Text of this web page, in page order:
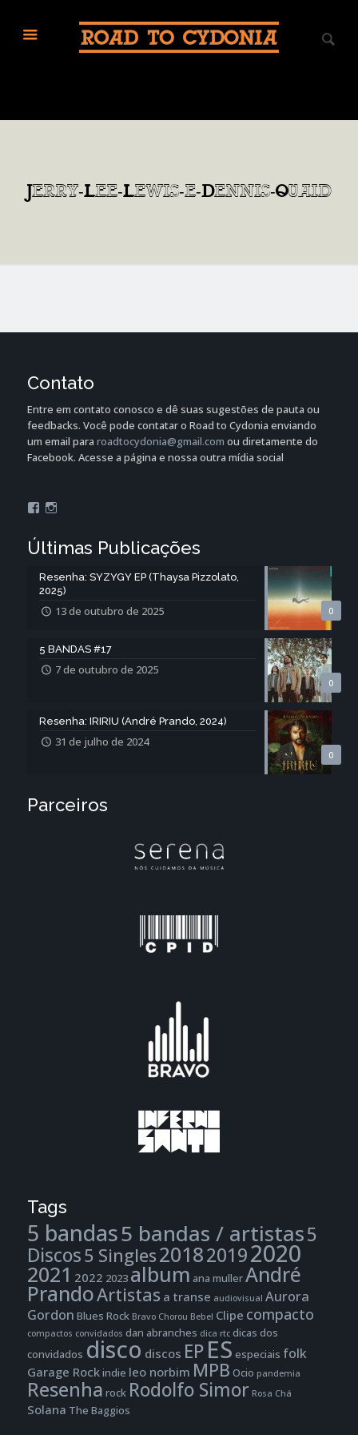
Jerry-Lee-Lewis-e-Dennis-Quaid
Contato
Entre em contato conosco e dê suas sugestões de pauta ou
feedbacks. Você pode contatar o Road to Cydonia enviando
um email para roadtocydonia@gmail.com ou diretamente do
Facebook. Acesse a página e nossa outra mídia social
Facebook
Últimas Publicações
0
Resenha: SYZYGY EP (Thaysa Pizzolato,
2025)
13 de outubro de 2025
0
5 BANDAS #17
7 de outubro de 2025
0
Resenha: IRIRIU (André Prando, 2024)
31 de julho de 2024
Parceiros
Tags
5 bandas5 bandas / artistas5
Discos5 Singles201820192020
2021 2022 2023album ana mullerAndré
PrandoArtistas a transe audiovisual Aurora
Gordon Blues Rock Bravo Chorou Bebel Clipe compacto
compactos convidados dan abranches dica rtc dicas dos
convidados disco discos EP ES especiais folk
Garage Rockindie leo norbim MPB Ocio pandemia
Resenha rock Rodolfo Simor Rosa Chá
Solana The Baggios